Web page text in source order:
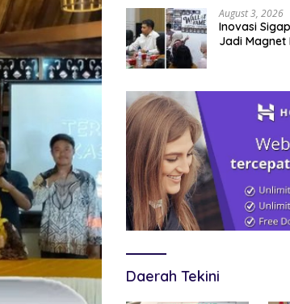
August 3, 2026
Inovasi
Jadi Magnet
Daerah Tekini